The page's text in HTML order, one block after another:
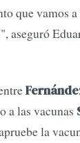
que vamos
aseguró
a las vacunas
la